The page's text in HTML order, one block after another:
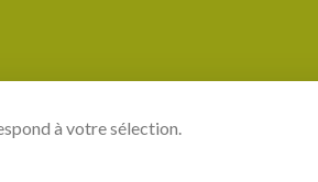
à votre sélection.